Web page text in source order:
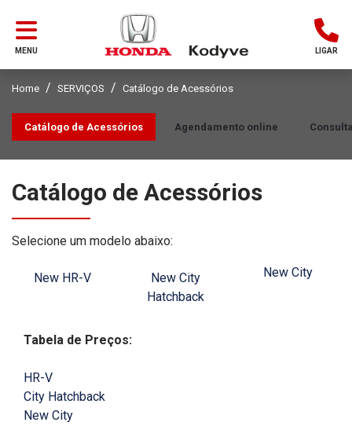
MENU LIGAR
Home SERVIÇOS Catálogo de Acessórios
Agendamento online
Catálogo de Acessórios
Catálogo de Acessórios
Selecione um modelo abaixo:
New HR-V
New City
Hatchback
New City
Tabela de Preços:
HR-V
City Hatchback
New City